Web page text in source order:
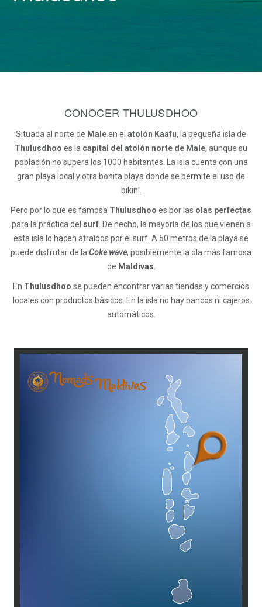
CONOCER THULUSDHOO
Situada al norte de Maleen el atolón Kaafu, la pequeña isla de
Thulusdhoo es la capital del atolón norte de Male, aunque su
población no supera los 1000 habitantes. La isla cuenta con una
gran playa local y otra bonita playa donde se permite el uso de
bikini.
Pero por lo que es famosa Thulusdhoo es por las olas perfectas
para la práctica del surf. De hecho, la mayoría de los que vienen a
esta isla lo hacen atraídos por el surf. A 50 metros de la playa se
puede disfrutar de la Coke wave, posiblemente la ola más famosa
de Maldivas
En Thulusdhoo se pueden encontrar varias tiendas y comercios
locales con productos básicos. En la isla no hay bancos ni cajeros
automáticos.